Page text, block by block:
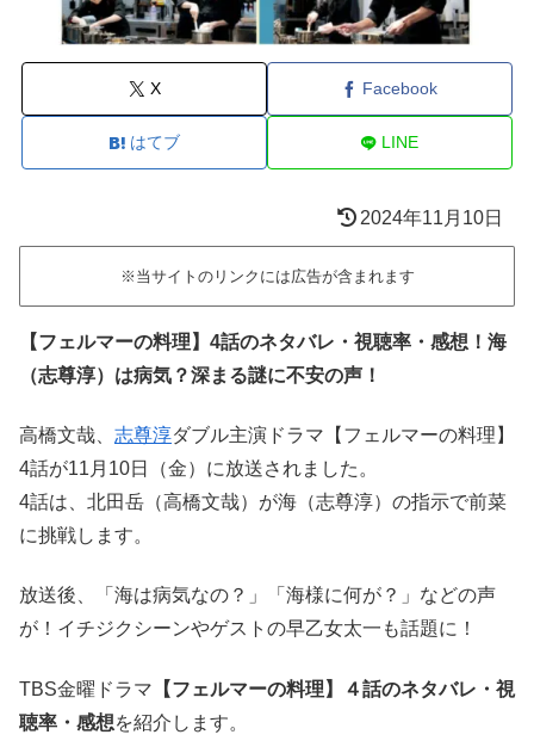
X Facebook
はてブ LINE
2024年11月10日
※当サイトのリンクには広告が含まれます
【フェルマーの料理】4話のネタバレ・視聴率・感想！海
（志尊淳）は病気？深まる謎に不安の声！
高橋文哉、 志尊淳ダブル主演ドラマ【フェルマーの料理】
4話が11月10日（金）に放送されました。
4話は、北田岳（高橋文哉）が海（志尊淳）の指示で前菜
に挑戦します。
放送後、「海は病気なの？」「海様に何が？」などの声
が！イチジクシーンやゲストの早乙女太一も話題に！
TBS金曜ドラマ 【フェルマーの料理】４話のネタバレ・視
聴率・感想を紹介します。